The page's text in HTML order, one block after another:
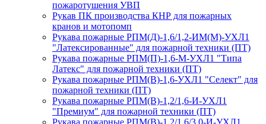
пожаротушения УВП
Рукав ПК производства КНР для пожарных
кранов и мотопомп
Рукава пожарные РПМ(Д)-1,6/1,2-ИМ(M)-УХЛ1
"Латексированные" для пожарной техники (ПТ)
Рукава пожарные РПМ(П)-1,6-М-УХЛ1 "Типа
Латекс" для пожарной техники (ПТ)
Рукава пожарные РПМ(В)-1,6-УХЛ1 "Селект" для
пожарной техники (ПТ)
Рукава пожарные РПМ(В)-1,2/1,6-И-УХЛ1
"Премиум" для пожарной техники (ПТ)
Рукава пожарные РПМ(В)-1,2/1,6/3,0-И-УХЛ1